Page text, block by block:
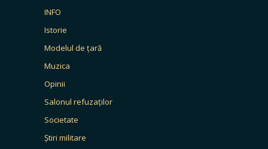
INFO
Istorie
Modelul de țară
Muzica
Opinii
Salonul refuzaților
Societate
Știri militare